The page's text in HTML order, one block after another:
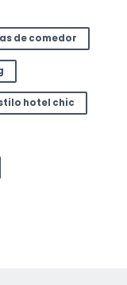
de comedor
hotel chic